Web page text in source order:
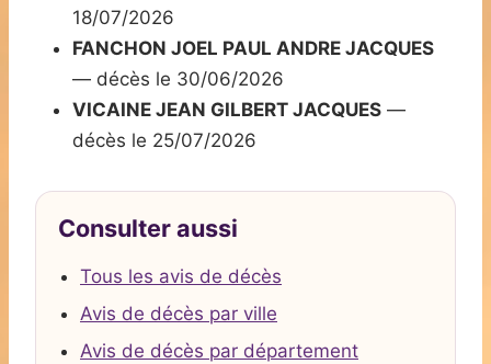
18/07/2026
FANCHON JOEL PAUL ANDRE JACQUES
— décès le 30/06/2026
VICAINE JEAN GILBERT JACQUES —
décès le 25/07/2026
Consulter aussi
Tous les avis de décès
Avis de décès par ville
Avis de décès par département